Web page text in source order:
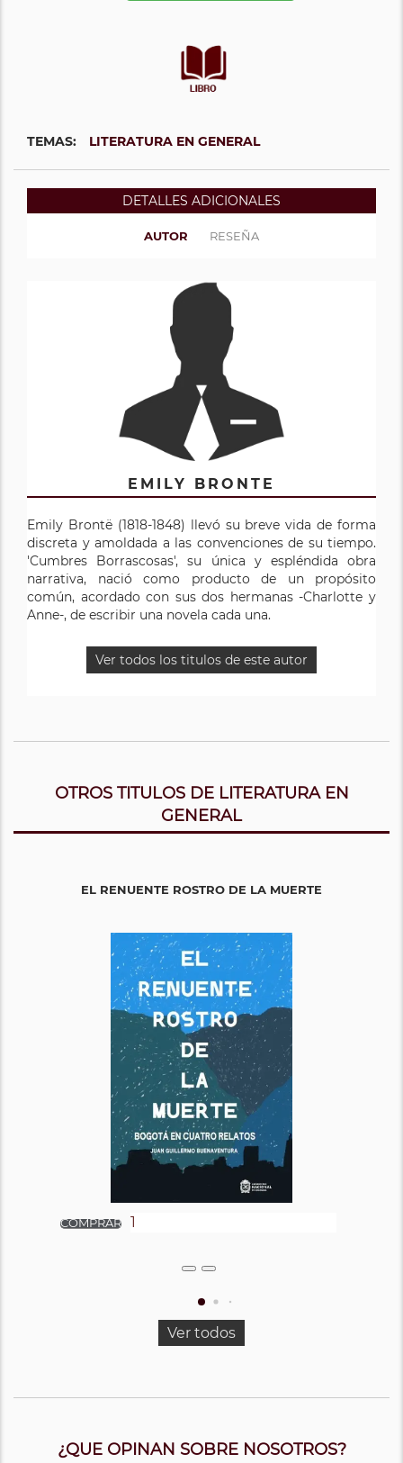
TEMAS: LITERATURA EN GENERAL
DETALLES ADICIONALES
AUTOR RESEÑA
EMILY BRONTE
Emily Brontë (1818-1848) llevó su breve vida de forma
discreta y amoldada a las convenciones de su tiempo.
'Cumbres Borrascosas', su única y espléndida obra
narrativa, nació como producto de un propósito
común, acordado con sus dos hermanas -Charlotte y
Anne-, de escribir una novela cada una.
Ver todos los titulos de este autor
OTROS TITULOS DE LITERATURA EN
GENERAL
EL RENUENTE ROSTRO DE LA MUERTE
Ver todos
¿QUE OPINAN SOBRE NOSOTROS?